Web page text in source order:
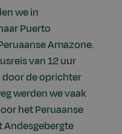
we in
Puerto
Amazone.
van 12 uur
door de oprichter
werden we vaak
het Peruaanse
Andesgebergte